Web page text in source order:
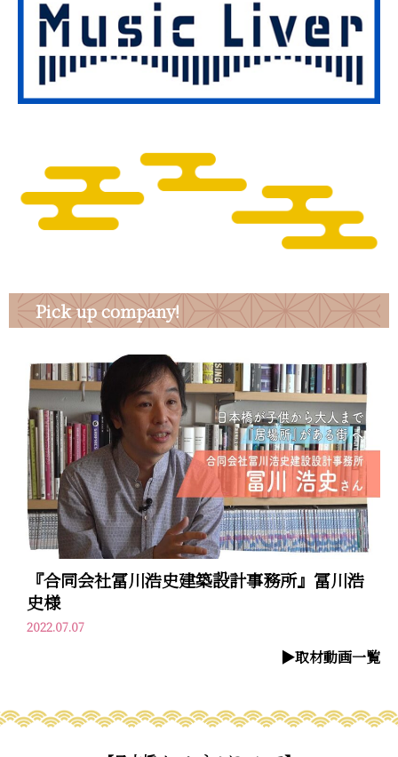
Pick up company!
『合同会社冨川浩史建築設計事務所』冨川浩
史様
2022.07.07
▶︎取材動画一覧